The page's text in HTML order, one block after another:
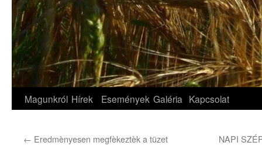
Magunkról Hírek Események Galéria Kapcsolat
← Eredmènyesen megfèkeztèk a tüzet NAPI